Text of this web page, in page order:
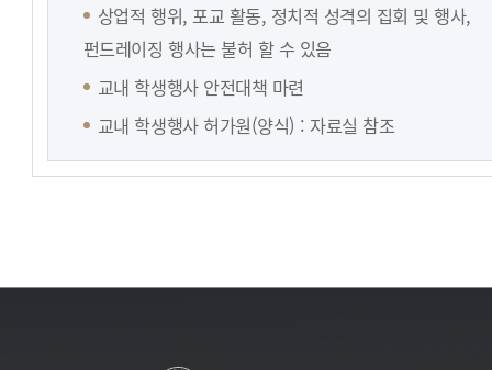
상업적 행위, 포교 활동, 정치적 성격의 집회 및 행사,
펀드레이징 행사는 불허 할 수 있음
교내 학생행사 안전대책 마련
교내 학생행사 허가원(양식) : 자료실 참조